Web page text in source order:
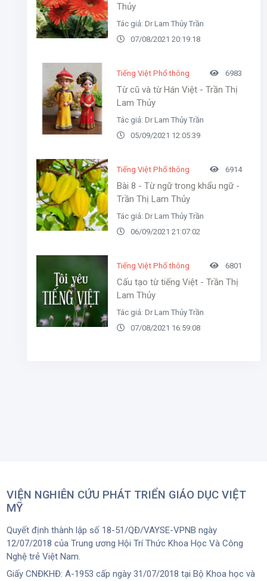
Thủy
Tác giả: Dr Lam Thủy Trần
07/08/2021 20:19:18
Tiếng Việt Phổ thông 6983
Từ cũ và từ Hán Việt - Trần Thị
Lam Thủy
Tác giả: Dr Lam Thủy Trần
05/09/2021 12:05:39
Tiếng Việt Phổ thông 6914
Bài 8 - Từ ngữ trong khẩu ngữ -
Trần Thị Lam Thủy
Tác giả: Dr Lam Thủy Trần
06/09/2021 21:07:02
Tiếng Việt Phổ thông 6801
Cấu tạo từ tiếng Việt - Trần Thị
Lam Thủy
Tác giả: Dr Lam Thủy Trần
07/08/2021 16:59:08
VIỆN NGHIÊN CỨU PHÁT TRIỂN GIÁO DỤC VIỆT
MỸ
Quyết định thành lập số 18-51/QĐ/VAYSE-VPNB ngày
12/07/2018 của Trung ương Hội Trí Thức Khoa Học Và Công
Nghệ trẻ Việt Nam.
Giấy CNĐKHĐ: A-1953 cấp ngày 31/07/2018 tại Bộ Khoa học và